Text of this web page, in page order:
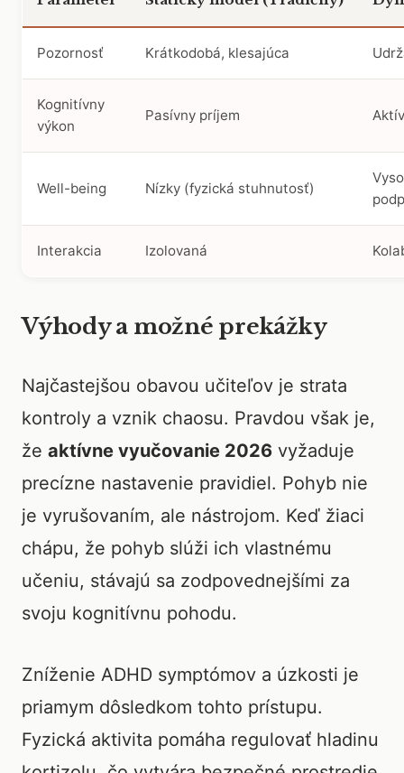
Pozornosť Krátkodobá, klesajúca
Kognitívny
výkon
Pasívny príjem
Well-being Nízky (fyzická stuhnutosť)
Interakcia Izolovaná
Výhody a možné prekážky
Najčastejšou obavou učiteľov je strata
kontroly a vznik chaosu. Pravdou však je,
že aktívne vyučovanie 2026 vyžaduje
precízne nastavenie pravidiel. Pohyb nie
je vyrušovaním, ale nástrojom. Keď žiaci
chápu, že pohyb slúži ich vlastnému
učeniu, stávajú sa zodpovednejšími za
svoju kognitívnu pohodu.
Zníženie ADHD symptómov a úzkosti je
priamym dôsledkom tohto prístupu.
Fyzická aktivita pomáha regulovať hladinu